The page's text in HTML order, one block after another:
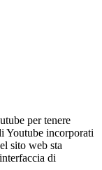
per tenere
Youtube incorporati
sito web sta
di